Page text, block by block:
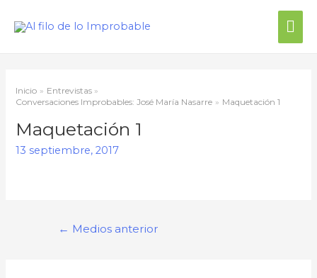
Inicio
Entrevistas
Conversaciones Improbables: José María Nasarre
Maquetación 1
Maquetación 1
13 septiembre, 2017
← Medios anterior